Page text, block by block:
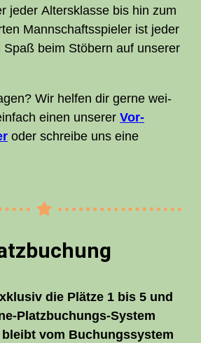
jeder Alters­klas­se bis hin zum
Mann­schafts­spie­ler ist jeder
beim Stö­bern auf unse­rer
Wir hel­fen dir ger­ne wei­
einen unse­rer Vor­
oder schrei­be uns eine
die Plät­ze 1 bis 5 und
Platz­bu­chungs-Sys­tem
bleibt vom Buchungs­sys­tem